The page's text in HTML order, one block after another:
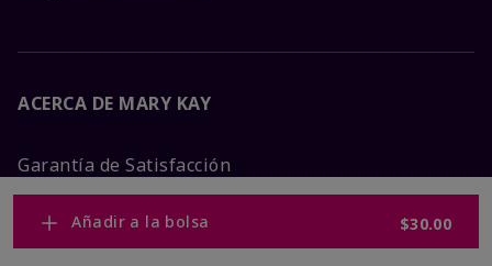
Añadir a la bolsa $30.00
ACERCA DE MARY KAY
Garantía de Satisfacción
Sobre Mary Kay